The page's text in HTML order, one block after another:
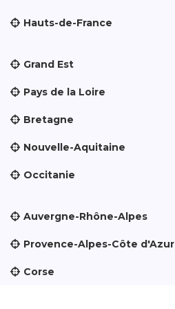
Hauts-de-France
Grand Est
Pays de la Loire
Bretagne
Nouvelle-Aquitaine
Occitanie
Auvergne-Rhône-Alpes
Provence-Alpes-Côte d'Azur
Corse